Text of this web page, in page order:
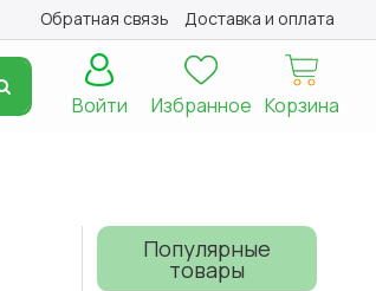
Обратная связь Доставка и оплата
Корзина
Избранное
Войти
Популярные
товары